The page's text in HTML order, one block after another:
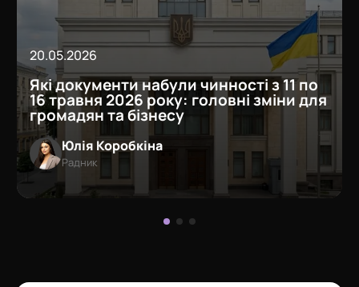
20.05.2026
Які документи набули чинності з 11 по
16 травня 2026 року: головні зміни для
громадян та бізнесу
Юлія Коробкіна
Радник